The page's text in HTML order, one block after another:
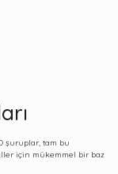
şuruplar, tam bu
için mükemmel bir baz